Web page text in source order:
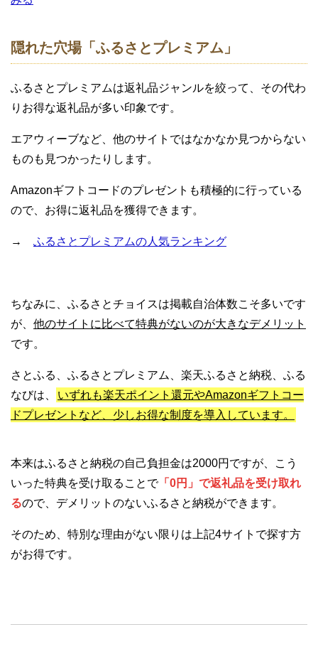
隠れた穴場「ふるさとプレミアム」
ふるさとプレミアムは返礼品ジャンルを絞って、その代わ
りお得な返礼品が多い印象です。
エアウィーブなど、他のサイトではなかなか見つからない
ものも見つかったりします。
Amazonギフトコードのプレゼントも積極的に行っている
ので、お得に返礼品を獲得できます。
→ ふるさとプレミアムの人気ランキング
ちなみに、ふるさとチョイスは掲載自治体数こそ多いです
が、 他のサイトに比べて特典がないのが大きなデメリット
です。
さとふる、ふるさとプレミアム、楽天ふるさと納税、ふる
なびは、
いずれも楽天ポイント還元やAmazonギフトコー
ドプレゼントなど、少しお得な制度を導入しています。
本来はふるさと納税の自己負担金は2000円ですが、こう
いった特典を受け取ることで「0円」で返礼品を受け取れ
るので、デメリットのないふるさと納税ができます。
そのため、特別な理由がない限りは上記4サイトで探す方
がお得です。